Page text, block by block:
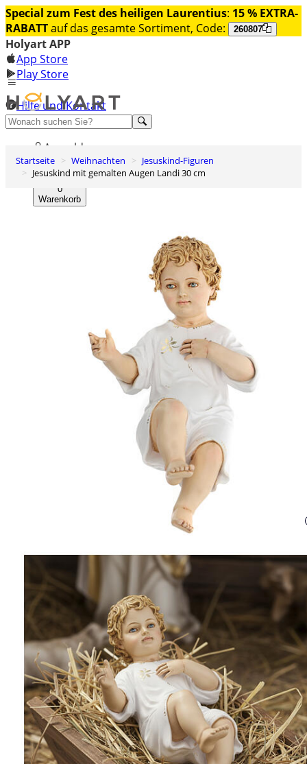
Special zum Fest des heiligen Laurentius: 15 % EXTRA-
RABATTauf das gesamte Sortiment, Code: 260807
Holyart APP
App Store
Play Store
Hilfe und Kontakt
Entdecken Sie Premium
Anmelden
Wunschliste
0
Warenkorb
Startseite Weihnachten
Jesuskind-Figuren
Jesuskind mit gemalten Augen Landi 30 cm